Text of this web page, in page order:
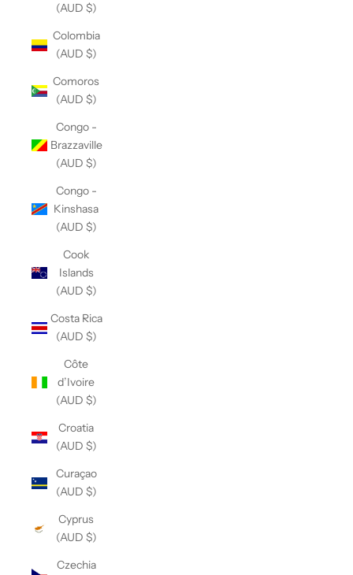
(AUD $)
Colombia
(AUD $)
Comoros
(AUD $)
Congo -
Brazzaville
(AUD $)
Congo -
Kinshasa
(AUD $)
Cook
Islands
(AUD $)
Costa Rica
(AUD $)
Côte
d’Ivoire
(AUD $)
Croatia
(AUD $)
Curaçao
(AUD $)
Cyprus
(AUD $)
Czechia